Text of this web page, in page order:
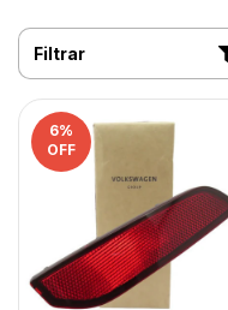
Filtrar
6%
OFF